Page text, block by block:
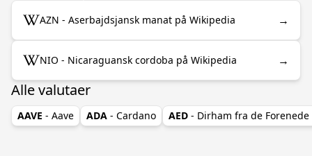
AZN - Aserbajdsjansk manat på Wikipedia →
NIO - Nicaraguansk cordoba på Wikipedia →
Alle valutaer
AAVE - Aave ADA - Cardano AED - Dirham fra de